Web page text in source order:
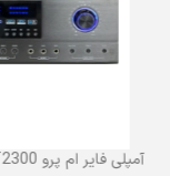
آمپلی فایر ام پرو MPRO ST2300